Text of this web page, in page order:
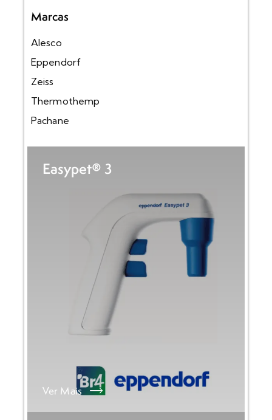
Marcas
Alesco
Eppendorf
Zeiss
Thermothemp
Pachane
Easypet® 3
Ver Mais